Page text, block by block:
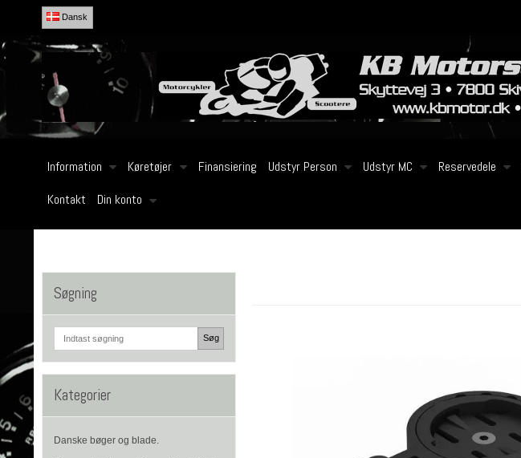
Dansk
Information Køretøjer Finansiering Udstyr Person Udstyr MC Reservedele
Kontakt
Din konto
Søgning
Søg
Kategorier
Danske bøger og blade.